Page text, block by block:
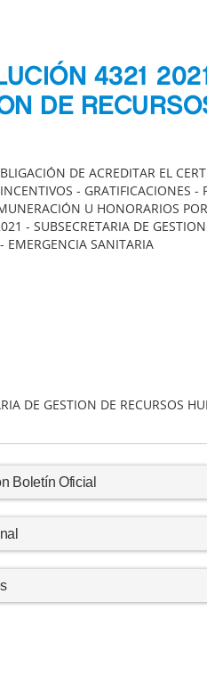
4321
DE
DE ACREDITAR EL
- GRATIFICACIONES
U HONORARIOS
- SUBSECRETARIA DE
EMERGENCIA SANITARIA
DE GESTION DE RECURSOS
Boletín Oficial